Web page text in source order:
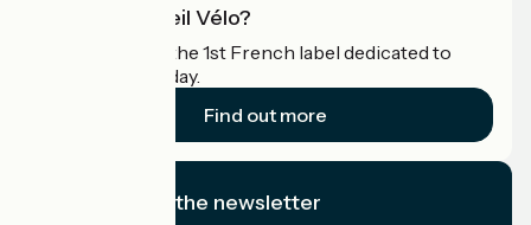
What is Accueil Vélo?
Accueil Vélo is the 1st French label dedicated to
cyclists on holiday.
Find out more
I subscribe to the newsletter